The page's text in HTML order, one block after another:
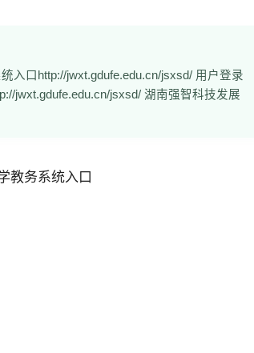
入口http://jwxt.gdufe.edu.cn/jsxsd/ 用户登录
jwxt.gdufe.edu.cn/jsxsd/ 湖南强智科技发展
教务系统入口